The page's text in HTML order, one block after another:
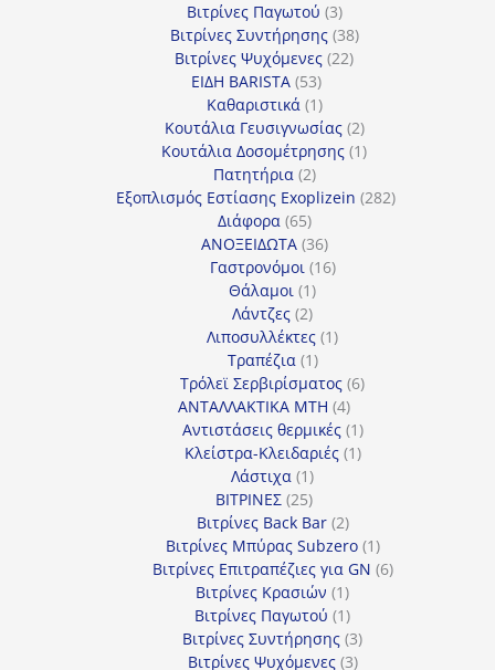
προϊόντα
Βιτρίνες Παγωτού 33
προϊόντα
Βιτρίνες Συντήρησης 3838
προϊόντα
Βιτρίνες Ψυχόμενες 2222
ΕΙΔΗ BARISTA 5353
προϊόντα
Καθαριστικά 11
προϊόν
Κουτάλια Γευσιγνωσίας 22
προϊόντα
Κουτάλια Δοσομέτρησης 11
Πατητήρια 22
προϊόντα
Εξοπλισμός Εστίασης Exoplizein 282282
Διάφορα 6565
προϊόντα
ΑΝΟΞΕΙΔΩΤΑ 3636
προϊόντα
Γαστρονόμοι 1616
Θάλαμοι 11
προϊόν
Λάντζες 22
προϊόντα
Λιποσυλλέκτες 11
Τραπέζια 11
προϊόν
Τρόλεϊ Σερβιρίσματος 66
ΑΝΤΑΛΛΑΚΤΙΚΑ MTH 44
προϊόντα
Αντιστάσεις θερμικές 11
προϊόν
Κλείστρα-Κλειδαριές 11
Λάστιχα 11
προϊόν
ΒΙΤΡΙΝΕΣ 2525
προϊόντα
Βιτρίνες Back Bar 22
προϊόντα
Βιτρίνες Mπύρας Subzero 11
προϊόν
Βιτρίνες Επιτραπέζιες για GN 66
Βιτρίνες Κρασιών 11
προϊόν
Βιτρίνες Παγωτού 11
προϊόν
Βιτρίνες Συντήρησης 33
προϊόντα
Βιτρίνες Ψυχόμενες 33